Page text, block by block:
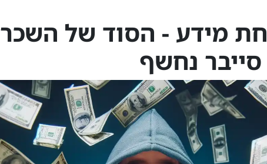
מידע - הסוד של השכר
נחשף